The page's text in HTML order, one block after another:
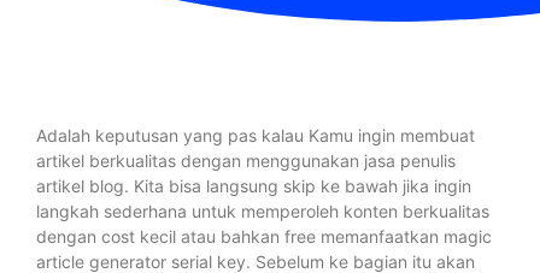
Adalah keputusan yang pas kalau Kamu ingin membuat
artikel berkualitas dengan menggunakan jasa penulis
artikel blog. Kita bisa langsung skip ke bawah jika ingin
langkah sederhana untuk memperoleh konten berkualitas
dengan cost kecil atau bahkan free memanfaatkan magic
article generator serial key. Sebelum ke bagian itu akan